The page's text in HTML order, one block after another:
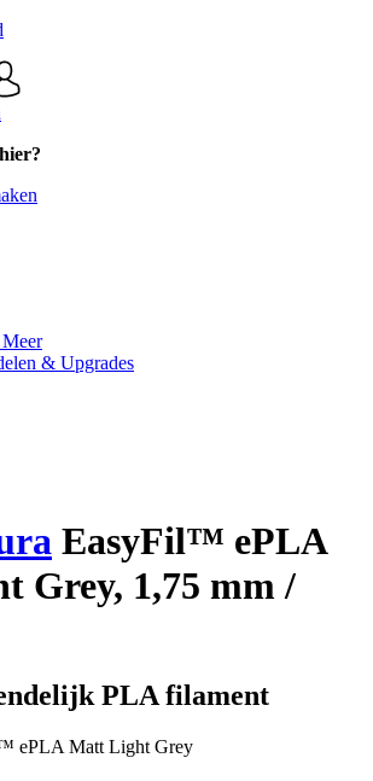
& Upgrades
EasyFil™ ePLA
Grey, 1,75 mm /
PLA filament
ePLA Matt Light Grey